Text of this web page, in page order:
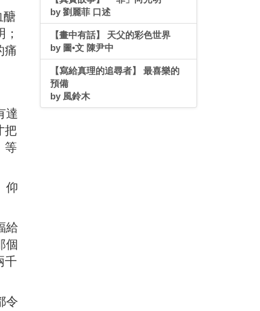
醣
痛
達
把
等
仰
給
個
千
令
by 劉麗菲 口述
【畫中有話】 天父的彩色世界
by 圖•文 陳尹中
【寫給真理的追尋者】 最喜樂的
預備
by 風鈴木